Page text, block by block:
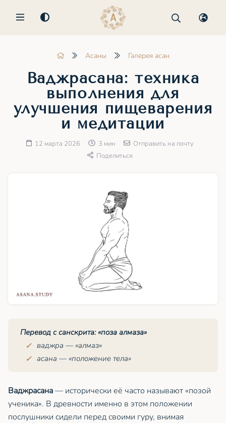
MENU
Асаны Галерея асан
Ваджрасана: техника
выполнения для
улучшения пищеварения
и медитации
12 марта 2026 3 мин
Отправить на почту
Поделиться
Перевод с санскрита: «поза алмаза»
ваджра — «алмаз»
асана — «положение тела»
Ваджрасана— исторически её часто называют «позой
ученика». В древности именно в этом положении
послушники сидели перед своими гуру, внимая